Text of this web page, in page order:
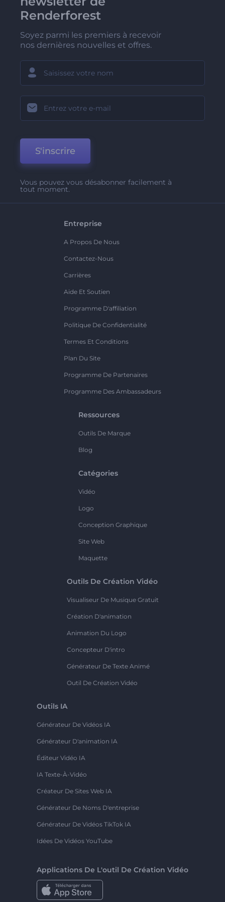
Renderforest
Soyez parmi les premiers à recevoir
nos dernières nouvelles et offres.
S'inscrire
Vous pouvez vous désabonner facilement à
tout moment.
Entreprise
A Propos De Nous
Contactez-Nous
Carrières
Aide Et Soutien
Programme D'affiliation
Politique De Confidentialité
Termes Et Conditions
Plan Du Site
Programme De Partenaires
Programme Des Ambassadeurs
Ressources
Outils De Marque
Blog
Catégories
Vidéo
Logo
Conception Graphique
Site Web
Maquette
Outils De Création Vidéo
Visualiseur De Musique Gratuit
Création D'animation
Animation Du Logo
Concepteur D'intro
Générateur De Texte Animé
Outil De Création Vidéo
Outils IA
Générateur De Vidéos IA
Générateur D'animation IA
Éditeur Vidéo IA
IA Texte-À-Vidéo
Créateur De Sites Web IA
Générateur De Noms D'entreprise
Générateur De Vidéos TikTok IA
Idées De Vidéos YouTube
Applications De L'outil De Création Vidéo